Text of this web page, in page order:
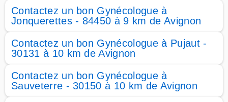
Contactez un bon Gynécologue à
Jonquerettes - 84450 à 9 km de Avignon
Contactez un bon Gynécologue à Pujaut -
30131 à 10 km de Avignon
Contactez un bon Gynécologue à
Sauveterre - 30150 à 10 km de Avignon